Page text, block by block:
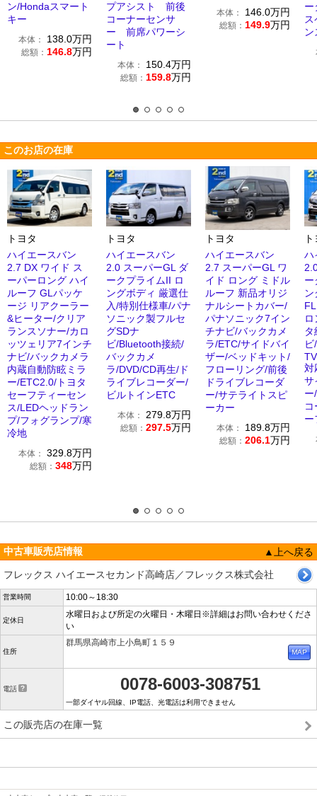
ン/Hondaスマート
キー
本体： 138.0万円
総額： 146.8万円
プアシスト 前後
コーナーセンサ
ー 前席パワーシ
ート
本体： 150.4万円
総額： 159.8万円
本体： 146.0万円
総額： 149.9万円
ー
このお店の在庫
トヨタ
ハイエースバン
2.7 DX ワイド ス
ーパーロング ハイ
ルーフ GLパッケ
ージ リアクーラー
&ヒーター/クリア
ランスソナー/カロ
ッツェリア7インチ
ナビ/バックカメラ
内蔵自動防眩ミラ
ー/ETC2.0/トヨタ
セーフティーセン
ス/LEDヘッドラン
プ/フォグランプ/寒
冷地
本体： 329.8万円
総額： 348万円
トヨタ
ハイエースバン
2.0 スーパーGL ダ
ークプライムII ロ
ングボディ 厳選仕
入/特別仕様車/パナ
ソニック製フルセ
グSDナ
ビ/Bluetooth接続/
バックカメ
ラ/DVD/CD再生/ド
ライブレコーダー/
ビルトインETC
本体： 279.8万円
総額： 297.5万円
トヨタ
ハイエースバン
2.7 スーパーGL ワ
イド ロング ミドル
ルーフ 新品オリジ
ナルシートカバー/
パナソニック7イン
チナビ/バックカメ
ラ/ETC/サイドバイ
ザー/ベッドキット/
フローリング/前後
ドライブレコーダ
ー/サテライトスピ
ーカー
本体： 189.8万円
総額： 206.1万円
ハ
ー
対
サ
ー
ー
中古車販売店情報
▲上へ戻る
フレックス ハイエースセカンド高崎店／フレックス株式会社
営業時間 10:00～18:30
定休日
水曜日および所定の火曜日・木曜日※詳細はお問い合わせくださ
い
住所
群馬県高崎市上小鳥町１５９
電話 0078-6003-308751
一部ダイヤル回線、IP電話、光電話は利用できません
この販売店の在庫一覧